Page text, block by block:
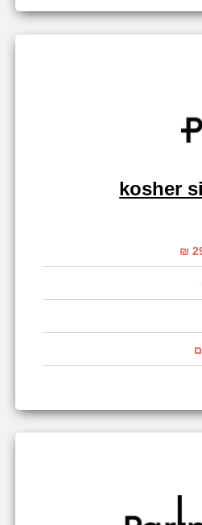
kosher